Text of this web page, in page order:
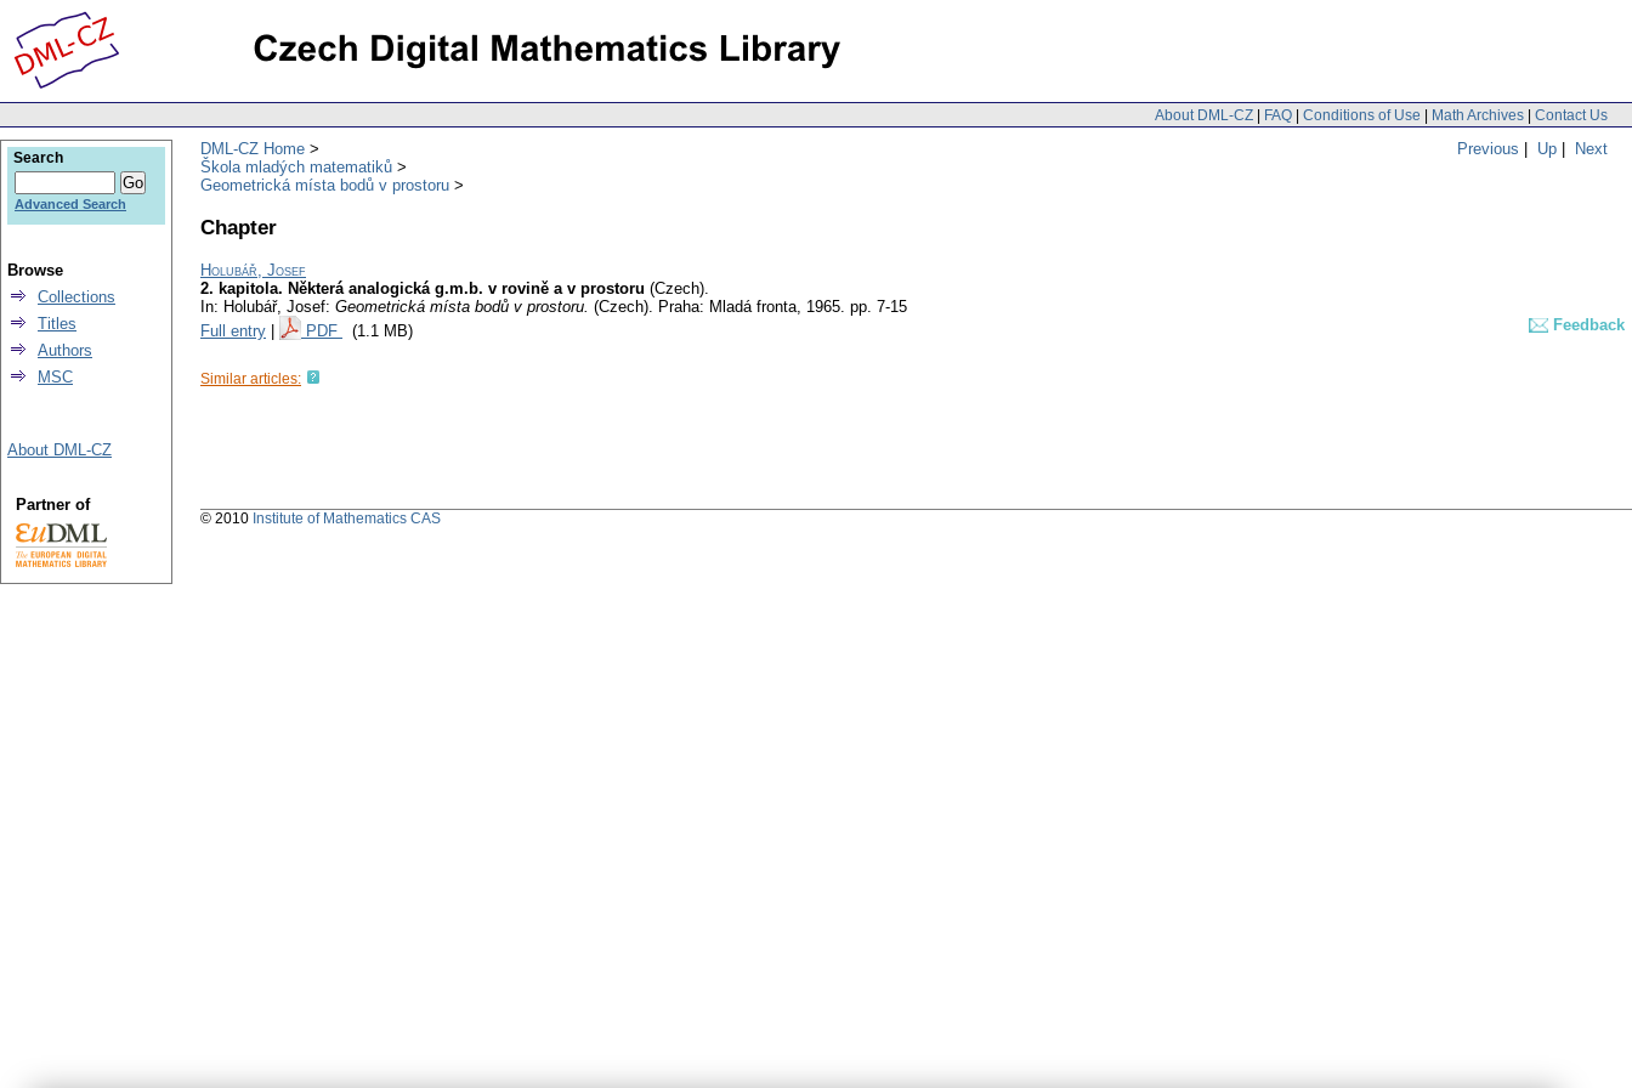
About DML-CZ | FAQ | Conditions of Use | Math Archives | Contact Us
Previous | Up | Next
DML-CZ Home
Škola mladých matematiků
Geometrická místa bodů v prostoru
Chapter
Holubář, Josef
2. kapitola. Některá analogická g.m.b. v rovině a v prostoru (Czech).
In: Holubář, Josef: Geometrická místa bodů v prostoru. (Czech). Praha: Mladá fronta, 1965. pp. 7-15
Full entry
PDF (1.1 MB) Feedback
Similar articles:
Search
Advanced Search
Browse
Collections
Titles
Authors
MSC
About DML-CZ
Partner of
© 2010 Institute of Mathematics CAS